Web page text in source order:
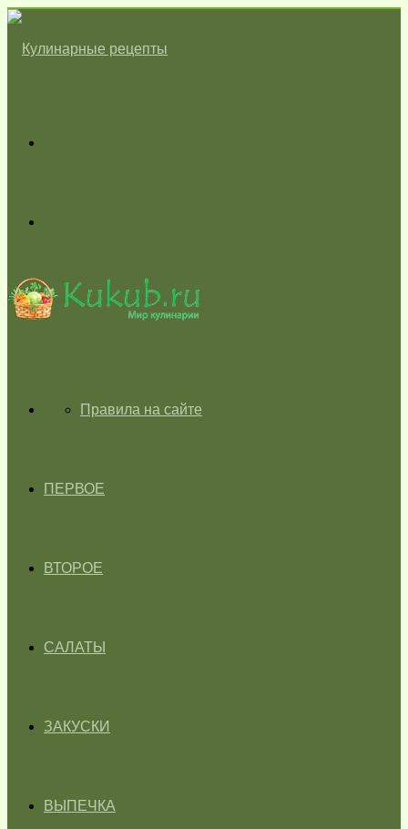
skin
ГЛАВНАЯПравила на сайте
ПЕРВОЕ
ВТОРОЕ
САЛАТЫ
ЗАКУСКИ
ВЫПЕЧКА